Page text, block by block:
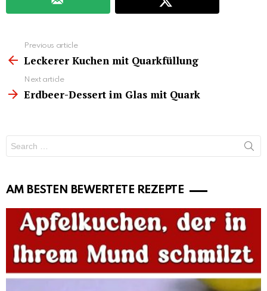
more
Previous article
Leckerer Kuchen mit Quarkfüllung
Next article
Erdbeer-Dessert im Glas mit Quark
for:
AM BESTEN BEWERTETE REZEPTE